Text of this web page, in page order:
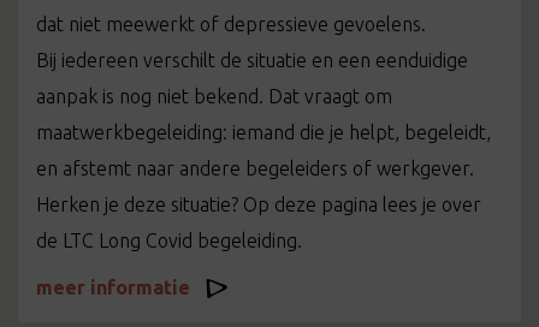
dat niet meewerkt of depressieve gevoelens.
Bij iedereen verschilt de situatie en een eenduidige
aanpak is nog niet bekend. Dat vraagt om
maatwerkbegeleiding: iemand die je helpt, begeleidt,
en afstemt naar andere begeleiders of werkgever.
Herken je deze situatie? Op deze pagina lees je over
de LTC Long Covid begeleiding.
meer informatie